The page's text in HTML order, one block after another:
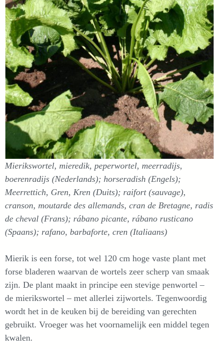
Mierikswortel, mieredik, peperwortel, meerradijs,
boerenradijs (Nederlands); horseradish (Engels);
Meerrettich, Gren, Kren (Duits); raifort (sauvage),
cranson, moutarde des allemands, cran de Bretagne, radis
de cheval (Frans); rábano picante, rábano rusticano
(Spaans); rafano, barbaforte, cren (Italiaans)
Mierik is een forse, tot wel 120 cm hoge vaste plant met
forse bladeren waarvan de wortels zeer scherp van smaak
zijn. De plant maakt in principe een stevige penwortel –
de mierikswortel – met allerlei zijwortels. Tegenwoordig
wordt het in de keuken bij de bereiding van gerechten
gebruikt. Vroeger was het voornamelijk een middel tegen
kwalen.